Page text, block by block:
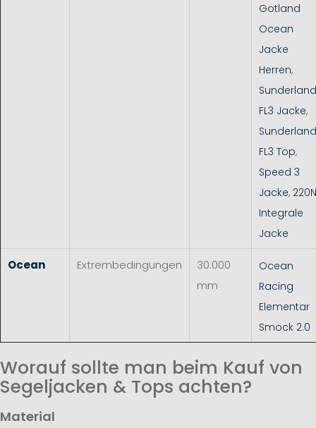
Gotland
Ocean
Jacke
Herren,
Sunderland
FL3 Jacke,
Sunderland
FL3 Top,
Speed 3
Jacke, 220N
Integrale
Jacke
Ocean Extrembedingungen
30.000
mm
Ocean
Racing
Elementar
Smock 2.0
Worauf sollte man beim Kauf von
Segeljacken & Tops achten?
Material